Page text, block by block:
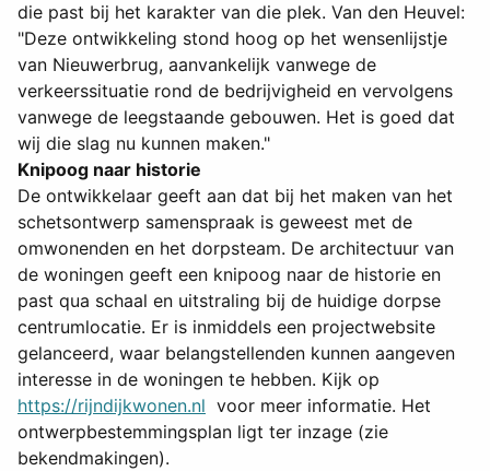
die past bij het karakter van die plek. Van den Heuvel:
"Deze ontwikkeling stond hoog op het wensenlijstje
van Nieuwerbrug, aanvankelijk vanwege de
verkeerssituatie rond de bedrijvigheid en vervolgens
vanwege de leegstaande gebouwen. Het is goed dat
wij die slag nu kunnen maken."
Knipoog naar historie
De ontwikkelaar geeft aan dat bij het maken van het
schetsontwerp samenspraak is geweest met de
omwonenden en het dorpsteam. De architectuur van
de woningen geeft een knipoog naar de historie en
past qua schaal en uitstraling bij de huidige dorpse
centrumlocatie. Er is inmiddels een projectwebsite
gelanceerd, waar belangstellenden kunnen aangeven
interesse in de woningen te hebben. Kijk op
https://rijndijkwonen.nl voor meer informatie. Het
ontwerpbestemmingsplan ligt ter inzage (zie
bekendmakingen).